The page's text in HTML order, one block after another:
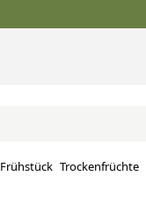
Frühstück Trockenfrüchte